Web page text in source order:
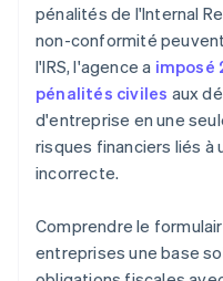
pénalités de l'Internal
non-conformité
l'IRS, l'agence a imposé
pénalités civiles aux
d'entreprise en une
risques financiers liés à
incorrecte.
Comprendre le
entreprises une base